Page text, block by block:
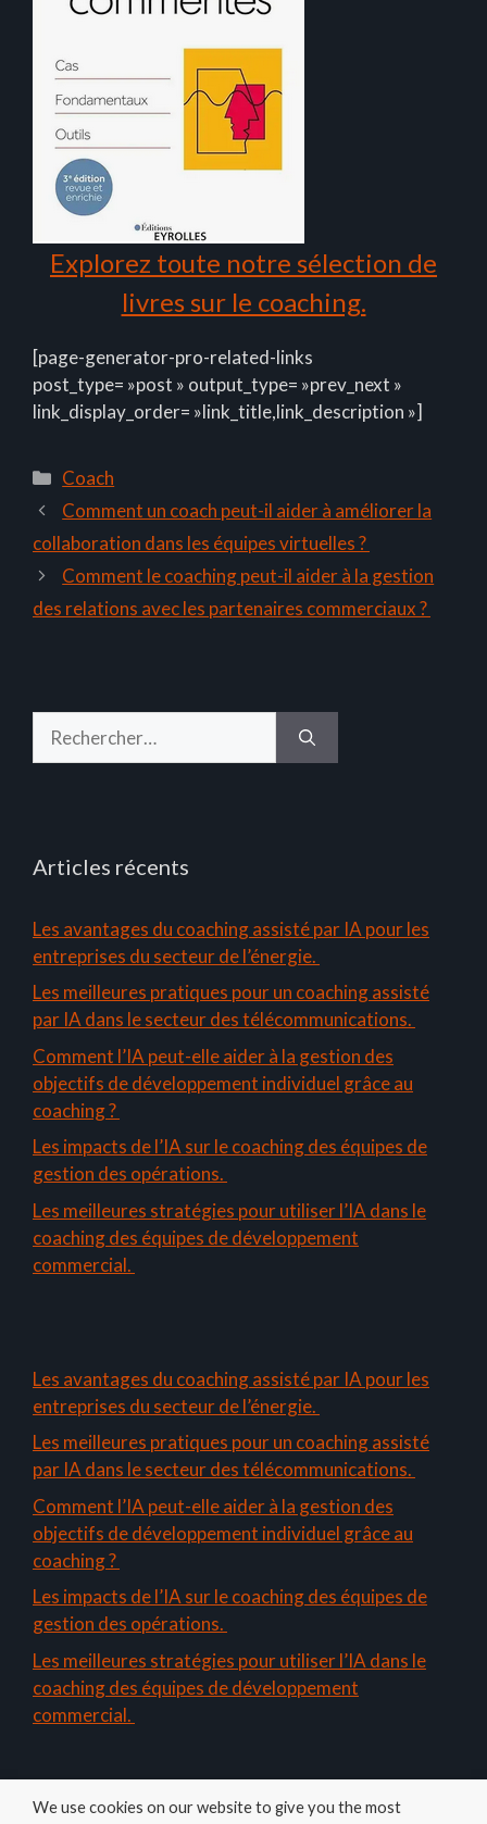
Explorez toute notre sélection de
livres sur le coaching.
[page-generator-pro-related-links
post_type= »post » output_type= »prev_next »
link_display_order= »link_title,link_description »]
Catégories
Coach
Comment un coach peut-il aider à améliorer la
collaboration dans les équipes virtuelles ?
Comment le coaching peut-il aider à la gestion
des relations avec les partenaires commerciaux ?
Articles récents
Les avantages du coaching assisté par IA pour les
entreprises du secteur de l’énergie.
Les meilleures pratiques pour un coaching assisté
par IA dans le secteur des télécommunications.
Comment l’IA peut-elle aider à la gestion des
objectifs de développement individuel grâce au
coaching ?
Les impacts de l’IA sur le coaching des équipes de
gestion des opérations.
Les meilleures stratégies pour utiliser l’IA dans le
coaching des équipes de développement
commercial.
Les avantages du coaching assisté par IA pour les
entreprises du secteur de l’énergie.
Les meilleures pratiques pour un coaching assisté
par IA dans le secteur des télécommunications.
Comment l’IA peut-elle aider à la gestion des
objectifs de développement individuel grâce au
coaching ?
Les impacts de l’IA sur le coaching des équipes de
gestion des opérations.
Les meilleures stratégies pour utiliser l’IA dans le
coaching des équipes de développement
commercial.
We use cookies on our website to give you the most